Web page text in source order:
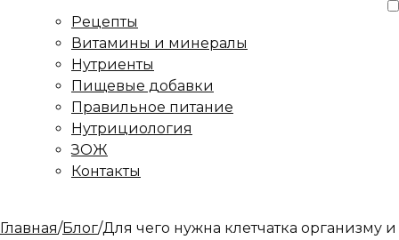
Рецепты
Витамины и минералы
Нутриенты
Пищевые добавки
Правильное питание
Нутрициология
ЗОЖ
Контакты
Главная/Блог/Для чего нужна клетчатка организму и